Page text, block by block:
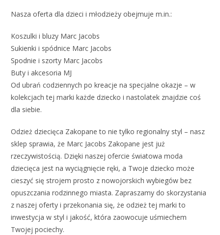
Nasza oferta dla dzieci i młodzieży obejmuje m.in.:
Koszulki i bluzy Marc Jacobs
Sukienki i spódnice Marc Jacobs
Spodnie i szorty Marc Jacobs
Buty i akcesoria MJ
Od ubrań codziennych po kreacje na specjalne okazje – w
kolekcjach tej marki każde dziecko i nastolatek znajdzie coś
dla siebie.
Odzież dziecięca Zakopane to nie tylko regionalny styl – nasz
sklep sprawia, że Marc Jacobs Zakopane jest już
rzeczywistością. Dzięki naszej ofercie światowa moda
dziecięca jest na wyciągnięcie ręki, a Twoje dziecko może
cieszyć się strojem prosto z nowojorskich wybiegów bez
opuszczania rodzinnego miasta. Zapraszamy do skorzystania
z naszej oferty i przekonania się, że odzież tej marki to
inwestycja w styl i jakość, która zaowocuje uśmiechem
Twojej pociechy.